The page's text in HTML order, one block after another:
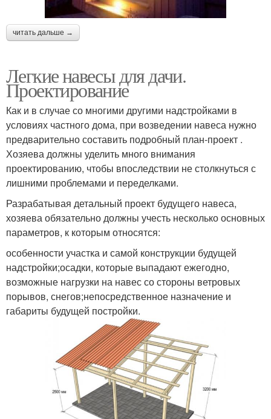
читать дальше →
Легкие навесы для дачи.
Проектирование
Как и в случае со многими другими надстройками в
условиях частного дома, при возведении навеса нужно
предварительно составить подробный план-проект .
Хозяева должны уделить много внимания
проектированию, чтобы впоследствии не столкнуться с
лишними проблемами и переделками.
Разрабатывая детальный проект будущего навеса,
хозяева обязательно должны учесть несколько основных
параметров, к которым относятся:
особенности участка и самой конструкции будущей
надстройки;осадки, которые выпадают ежегодно,
возможные нагрузки на навес со стороны ветровых
порывов, снегов;непосредственное назначение и
габариты будущей постройки.